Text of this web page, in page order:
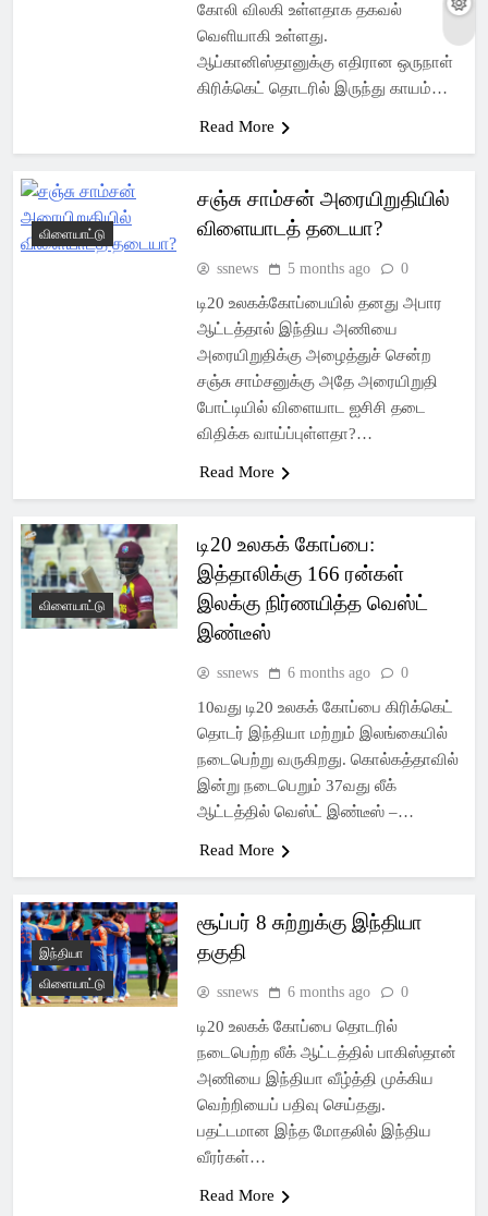
கோலி விலகி உள்ளதாக தகவல்
வெளியாகி உள்ளது.
ஆப்கானிஸ்தானுக்கு எதிரான ஒருநாள்
கிரிக்கெட் தொடரில் இருந்து காயம்…
Read More
விளையாட்டு
சஞ்சு சாம்சன் அரையிறுதியில்
விளையாடத் தடையா?
ssnews 5 months ago 0
டி20 உலகக்கோப்பையில் தனது அபார
ஆட்டத்தால் இந்திய அணியை
அரையிறுதிக்கு அழைத்துச் சென்ற
சஞ்சு சாம்சனுக்கு அதே அரையிறுதி
போட்டியில் விளையாட ஐசிசி தடை
விதிக்க வாய்ப்புள்ளதா?…
Read More
விளையாட்டு
டி20 உலகக் கோப்பை:
இத்தாலிக்கு 166 ரன்கள்
இலக்கு நிர்ணயித்த வெஸ்ட்
இண்டீஸ்
ssnews 6 months ago 0
10வது டி20 உலகக் கோப்பை கிரிக்கெட்
தொடர் இந்தியா மற்றும் இலங்கையில்
நடைபெற்று வருகிறது. கொல்கத்தாவில்
இன்று நடைபெறும் 37வது லீக்
ஆட்டத்தில் வெஸ்ட் இண்டீஸ் –…
Read More
இந்தியா
விளையாட்டு
சூப்பர் 8 சுற்றுக்கு இந்தியா
தகுதி
ssnews 6 months ago 0
டி20 உலகக் கோப்பை தொடரில்
நடைபெற்ற லீக் ஆட்டத்தில் பாகிஸ்தான்
அணியை இந்தியா வீழ்த்தி முக்கிய
வெற்றியைப் பதிவு செய்தது.
பதட்டமான இந்த மோதலில் இந்திய
வீரர்கள்…
Read More